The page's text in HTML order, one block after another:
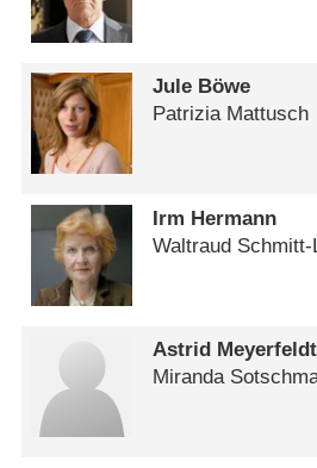
Jule Böwe
Patrizia Mattusch
Irm Hermann
Waltraud Schmitt-
Astrid Meyerfeldt
Miranda